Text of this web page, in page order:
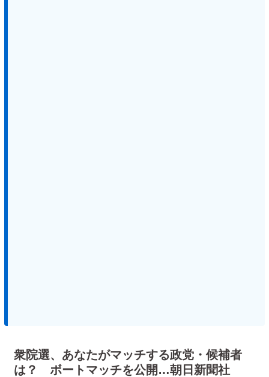
衆院選、あなたがマッチする政党・候補者
は？ ボートマッチを公開…朝日新聞社